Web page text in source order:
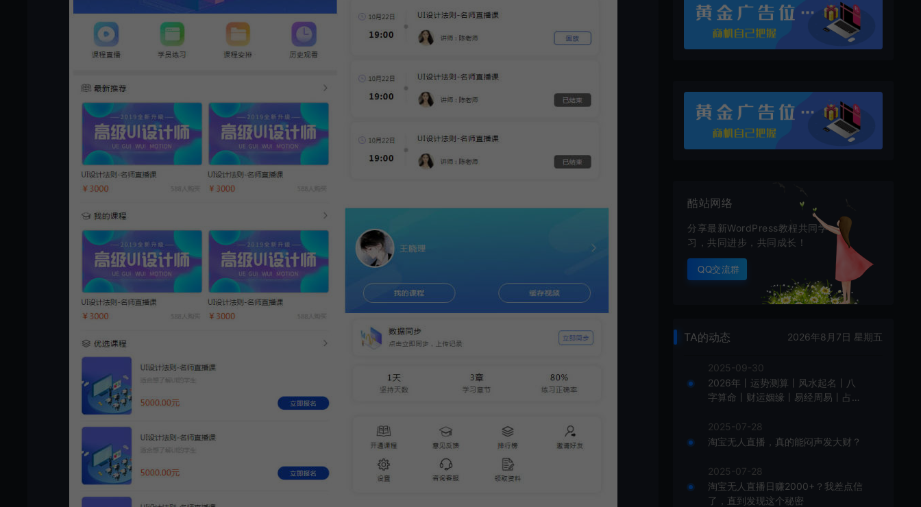
酷站网络
分享最新WordPress教程共同学
习，共同进步，共同成长！
QQ交流群
TA的动态 2026年8月7日 星期五
2025-09-30
2026年丨运势测算丨风水起名丨八
字算命丨财运姻缘丨易经周易丨占卜
2025-07-28
淘宝无人直播，真的能闷声发大财？
2025-07-28
淘宝无人直播日赚2000+？我差点信
了，直到发现这个秘密